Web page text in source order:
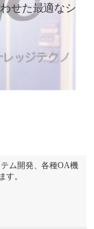
せた最適なシ
ム開発、各種OA機
す。